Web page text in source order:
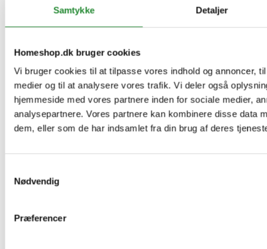
Samtykke Detaljer
Homeshop.dk bruger cookies
Vi bruger cookies til at tilpasse vores indhold og annoncer,
medier og til at analysere vores trafik. Vi deler også
hjemmeside med vores partnere inden for sociale medier,
analysepartnere. Vores partnere kan kombinere disse data
dem, eller som de har indsamlet fra din brug af deres
Nødvendig
Præferencer
Crossover
T-shirt
51585-967
Mascot
Orgon
Crossover
med
brystlomme
51586-968
Mascot
Crossover